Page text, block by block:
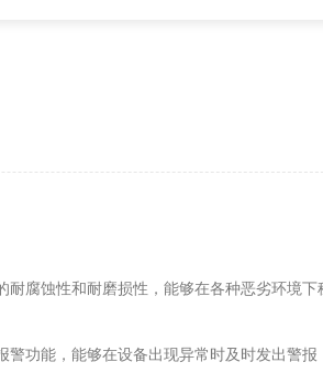
腐蚀性和耐磨损性，能够在各种恶劣环境下
功能，能够在设备出现异常时及时发出警报